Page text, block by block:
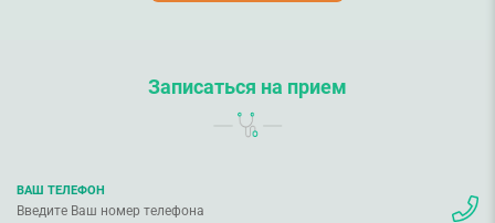
Записаться на прием
ВАШ ТЕЛЕФОН